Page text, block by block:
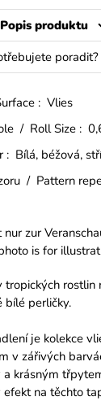
Popis produktu
poradit?
: Vlies
/ Roll Size :
Bílá, béžová,
/ Pattern
zur
is for
rostlin
bílé perličky.
je kolekce
v zářivých
krásným
na těchto